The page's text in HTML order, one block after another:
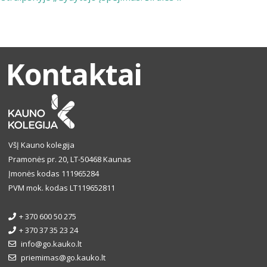
Kontaktai
VšĮ Kauno kolegija
Pramonės pr. 20, LT-50468 Kaunas
Įmonės kodas 111965284
PVM mok. kodas LT119652811
+ 370 600 50 275
+ 370 37 35 23 24
info@go.kauko.lt
priemimas@go.kauko.lt